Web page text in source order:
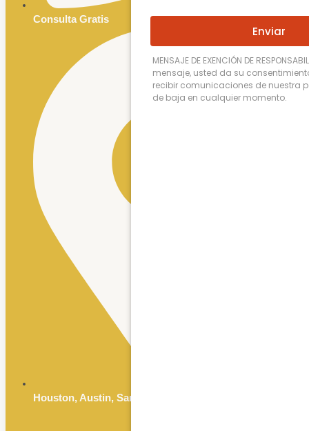
Consulta Gratis
Houston, Austin, San Antonio & Dallas, TX